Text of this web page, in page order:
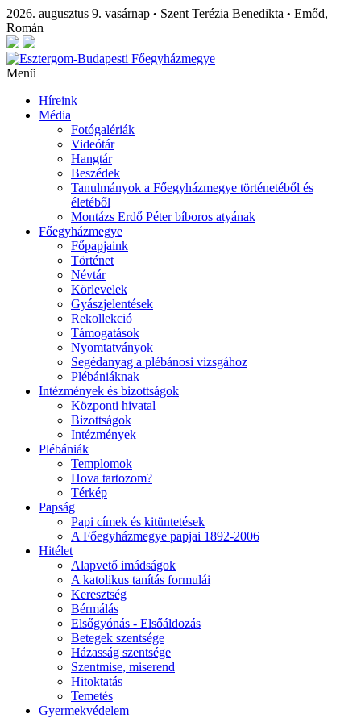
2026. augusztus 9. vasárnap • Szent Terézia Benedikta • Emőd,
Román
Menü
Híreink
Média
Fotógalériák
Videótár
Hangtár
Beszédek
Tanulmányok a Főegyházmegye történetéből és
életéből
Montázs Erdő Péter bíboros atyának
Főegyházmegye
Főpapjaink
Történet
Névtár
Körlevelek
Gyászjelentések
Rekollekció
Támogatások
Nyomtatványok
Segédanyag a plébánosi vizsgához
Plébániáknak
Intézmények és bizottságok
Központi hivatal
Bizottságok
Intézmények
Plébániák
Templomok
Hova tartozom?
Térkép
Papság
Papi címek és kitüntetések
A Főegyházmegye papjai 1892-2006
Hitélet
Alapvető imádságok
A katolikus tanítás formulái
Keresztség
Bérmálás
Elsőgyónás - Elsőáldozás
Betegek szentsége
Házasság szentsége
Szentmise, miserend
Hitoktatás
Temetés
Gyermekvédelem